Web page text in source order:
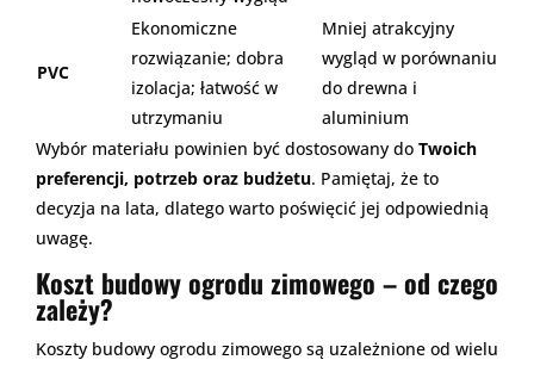
PVC
Ekonomiczne
rozwiązanie; dobra
izolacja; łatwość w
utrzymaniu
Mniej atrakcyjny
wygląd w porównaniu
do drewna i
aluminium
Wybór materiału powinien być dostosowany do Twoich
preferencji, potrzeb oraz budżetu. Pamiętaj, że to
decyzja na lata, dlatego warto poświęcić jej odpowiednią
uwagę.
Koszt budowy ogrodu zimowego – od czego
zależy?
Koszty budowy ogrodu zimowego są uzależnione od wielu